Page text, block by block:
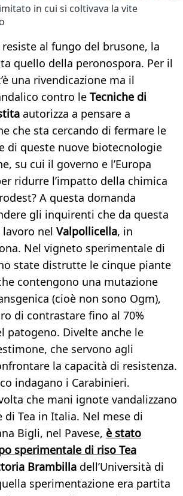
in cui si coltivava la vite
al fungo del brusone, la
quello della peronospora. Per il
una rivendicazione ma il
contro le Tecniche di
autorizza a pensare a
che sta cercando di fermare le
di queste nuove biotecnologie
su cui il governo e l’Europa
ridurre l’impatto della chimica
A questa domanda
gli inquirenti che da questa
nel Valpollicella, in
Nel vigneto sperimentale di
state distrutte le cinque piante
contengono una mutazione
(cioè non sono Ogm),
di contrastare fino al 70%
patogeno. Divelte anche le
che servono agli
la capacità di resistenza.
indagano i Carabinieri.
che mani ignote vandalizzano
di Tea in Italia. Nel mese di
Bigli, nel Pavese, è stato
sperimentale di riso Tea
Brambilla dell’Università di
sperimentazione era partita